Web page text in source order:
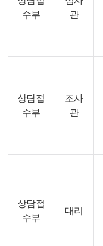
수부
관
상담접
수부
조사
관
상담접
수부
대리